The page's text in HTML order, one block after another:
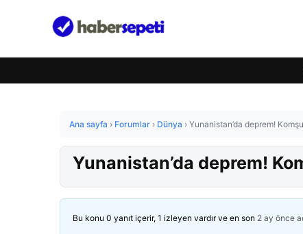
Ana sayfa › Forumlar › Dünya › Yunanistan’da deprem!
Yunanistan’da deprem!
Bu konu 0 yanıt içerir, 1 izleyen vardır ve en son 2 ay önce